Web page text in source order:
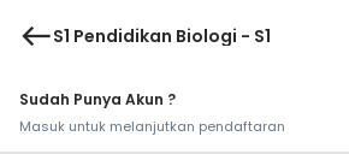
westS1 Pendidikan Biologi - S1
Sudah Punya Akun ?
Masuk untuk melanjutkan pendaftaran